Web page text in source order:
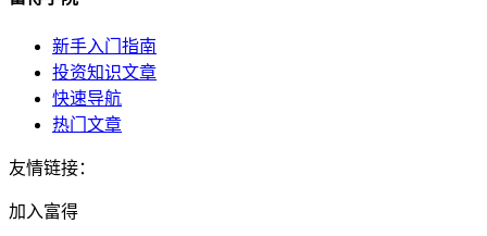
新手入门指南
投资知识文章
快速导航
热门文章
友情链接：
加入富得